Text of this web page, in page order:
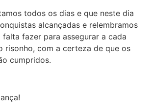
todos os dias e que neste dia
alcançadas e relembramos
fazer para assegurar a cada
risonho, com a certeza de que os
cumpridos.